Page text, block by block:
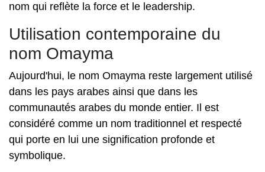
nom qui reflète la force et le leadership.
Utilisation contemporaine du
nom Omayma
Aujourd'hui, le nom Omayma reste largement utilisé
dans les pays arabes ainsi que dans les
communautés arabes du monde entier. Il est
considéré comme un nom traditionnel et respecté
qui porte en lui une signification profonde et
symbolique.